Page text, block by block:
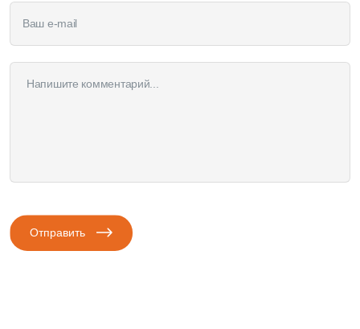
Отправить